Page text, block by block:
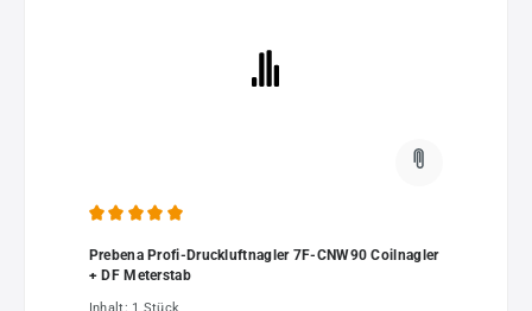
Prebena Profi-Druckluftnagler 7F-CNW90 Coilnagler
+ DF Meterstab
Inhalt: 1 Stück